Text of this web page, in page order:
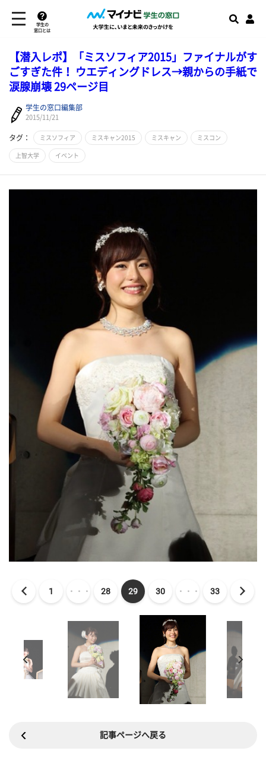
学生の
窓口とは
【潜入レポ】「ミスソフィア2015」ファイナルがす
ごすぎた件！ ウエディングドレス→親からの手紙で
涙腺崩壊 29ページ目
学生の窓口編集部
2015/11/21
タグ： ミスソフィア ミスキャン2015 ミスキャン ミスコン
上智大学 イベント
1 ・・・ 28 29 30 ・・・ 33
記事ページへ戻る